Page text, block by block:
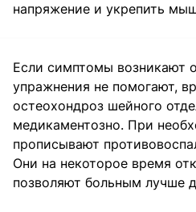
напряжение и укрепить
Если симптомы возникают
упражнения не помогают,
остеохондроз шейного
медикаментозно. При
прописывают
Они на некоторое время
позволяют больным лучше